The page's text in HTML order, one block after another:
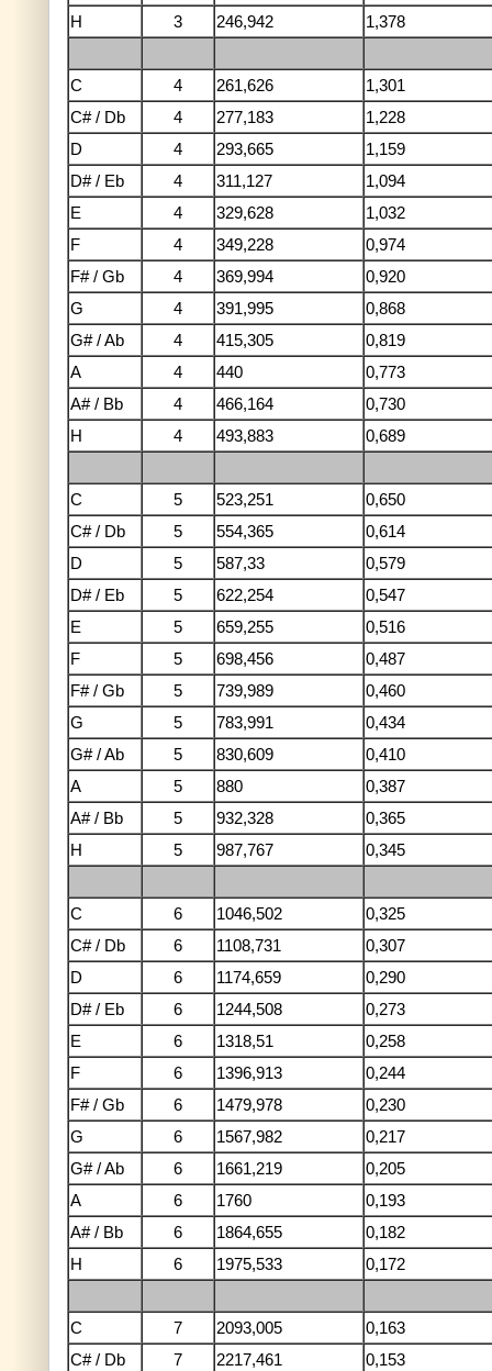
H
3 246,942 1,378
C 4 261,626
1,301
C# / Db
4 277,183
1,228
D
4 293,665
1,159
D# / Eb
4 311,127
1,094
E
4 329,628
1,032
F
4 349,228
0,974
F# / Gb
4 369,994
0,920
G
4 391,995
0,868
G# / Ab
4 415,305
0,819
A
4 440
0,773
A# / Bb
4 466,164
0,730
H
4 493,883 0,689
C 5 523,251
0,650
C# / Db
5 554,365
0,614
D
5 587,33
0,579
D# / Eb
5 622,254
0,547
E
5 659,255
0,516
F
5 698,456
0,487
F# / Gb
5 739,989
0,460
G
5 783,991
0,434
G# / Ab
5 830,609
0,410
A
5 880
0,387
A# / Bb
5 932,328
0,365
H
5 987,767 0,345
C 6 1046,502
0,325
C# / Db
6 1108,731
0,307
D
6 1174,659
0,290
D# / Eb
6 1244,508
0,273
E
6 1318,51
0,258
F
6 1396,913
0,244
F# / Gb
6 1479,978
0,230
G
6 1567,982
0,217
G# / Ab
6 1661,219
0,205
A
6 1760
0,193
A# / Bb
6 1864,655
0,182
H
6 1975,533 0,172
C 7 2093,005
0,163
C# / Db
7 2217,461 0,153